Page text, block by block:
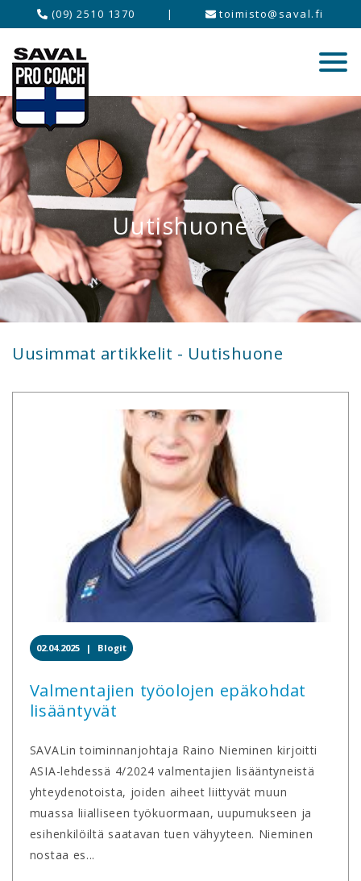
(09) 2510 1370 | toimisto@saval.fi
Uutishuone
Uusimmat artikkelit - Uutishuone
02.04.2025 | Blogit
Valmentajien työolojen epäkohdat
lisääntyvät
SAVALin toiminnanjohtaja Raino Nieminen kirjoitti
ASIA-lehdessä 4/2024 valmentajien lisääntyneistä
yhteydenotoista, joiden aiheet liittyvät muun
muassa liialliseen työkuormaan, uupumukseen ja
esihenkilöiltä saatavan tuen vähyyteen. Nieminen
nostaa es...